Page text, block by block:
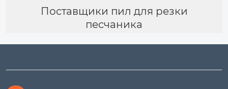
Поставщики пил для резки
песчаника